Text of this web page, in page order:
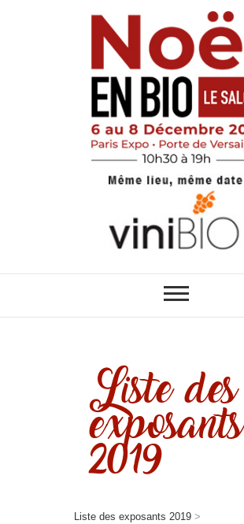
Liste des
exposants
2019
Liste des exposants 2019 >